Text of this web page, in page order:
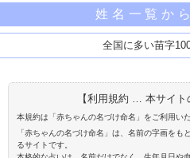
姓名一覧か
全国に多い苗字
【利用規約 … 本サイト
本規約は「赤ちゃんの名づけ命名」をご利用い
「赤ちゃんの名づけ命名」は、名前の字画をも
るサイトです。